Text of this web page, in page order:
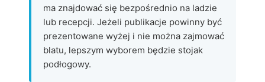
ma znajdować się bezpośrednio na ladzie
lub recepcji. Jeżeli publikacje powinny być
prezentowane wyżej i nie można zajmować
blatu, lepszym wyborem będzie stojak
podłogowy.